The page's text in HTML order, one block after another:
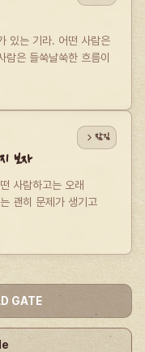
있는 기라. 어떤 사람은
은 들쑥날쑥한 흐름이
보자
사람하고는 오래
괜히 문제가 생기고
잠김
GATE